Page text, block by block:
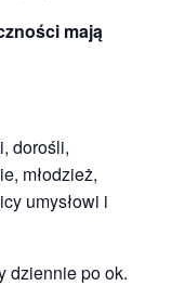
mają
dorośli,
młodzież,
umysłowi i
dziennie po ok.